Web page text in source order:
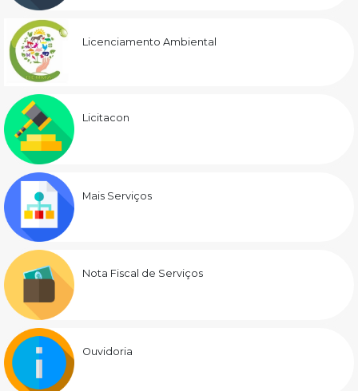
Licenciamento Ambiental
Licitacon
Mais Serviços
Nota Fiscal de Serviços
Ouvidoria